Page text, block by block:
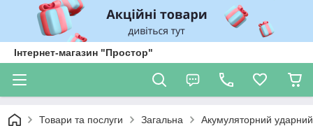
Інтернет-магазин "Простор"
Товари та послуги Загальна Акумуляторний